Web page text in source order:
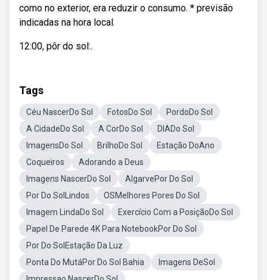
como no exterior, era reduzir o consumo. * previsão
indicadas na hora local.
12:00, pôr do sol:.
Tags
Céu NascerDo Sol FotosDo Sol
PordoDo Sol
A CidadeDo Sol
A CorDo Sol
DIADo Sol
ImagensDo Sol
BrilhoDo Sol
Estação DoAno
Coqueiros
Adorando a Deus
Imagens NascerDo Sol
AlgarvePor Do Sol
Por Do SolLindos
OSMelhores Pores Do Sol
Imagem LindaDo Sol
Exercício Com a PosiçãoDo Sol
Papel De Parede 4K Para NotebookPor Do Sol
Por Do SolEstação Da Luz
Ponta Do MutáPor Do Sol Bahia
Imagens DeSol